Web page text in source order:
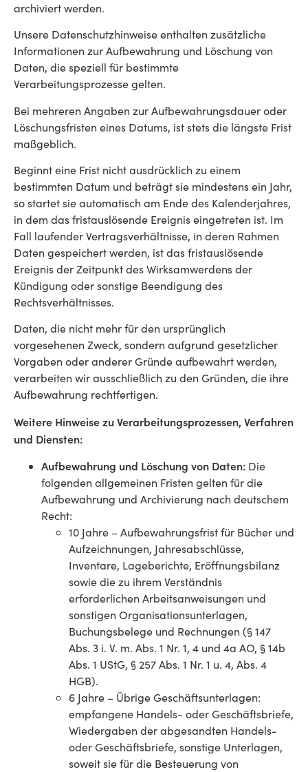
archiviert werden.
Unsere Datenschutzhinweise enthalten zusätzliche
Informationen zur Aufbewahrung und Löschung von
Daten, die speziell für bestimmte
Verarbeitungsprozesse gelten.
Bei mehreren Angaben zur Aufbewahrungsdauer oder
Löschungsfristen eines Datums, ist stets die längste Frist
maßgeblich.
Beginnt eine Frist nicht ausdrücklich zu einem
bestimmten Datum und beträgt sie mindestens ein Jahr,
so startet sie automatisch am Ende des Kalenderjahres,
in dem das fristauslösende Ereignis eingetreten ist. Im
Fall laufender Vertragsverhältnisse, in deren Rahmen
Daten gespeichert werden, ist das fristauslösende
Ereignis der Zeitpunkt des Wirksamwerdens der
Kündigung oder sonstige Beendigung des
Rechtsverhältnisses.
Daten, die nicht mehr für den ursprünglich
vorgesehenen Zweck, sondern aufgrund gesetzlicher
Vorgaben oder anderer Gründe aufbewahrt werden,
verarbeiten wir ausschließlich zu den Gründen, die ihre
Aufbewahrung rechtfertigen.
Weitere Hinweise zu Verarbeitungsprozessen, Verfahren
und Diensten:
Aufbewahrung und Löschung von Daten: Die
folgenden allgemeinen Fristen gelten für die
Aufbewahrung und Archivierung nach deutschem
Recht:
10 Jahre – Aufbewahrungsfrist für Bücher und
Aufzeichnungen, Jahresabschlüsse,
Inventare, Lageberichte, Eröffnungsbilanz
sowie die zu ihrem Verständnis
erforderlichen Arbeitsanweisungen und
sonstigen Organisationsunterlagen,
Buchungsbelege und Rechnungen (§ 147
Abs. 3 i. V. m. Abs. 1 Nr. 1, 4 und 4a AO, § 14b
Abs. 1 UStG, § 257 Abs. 1 Nr. 1 u. 4, Abs. 4
HGB).
6 Jahre – Übrige Geschäftsunterlagen:
empfangene Handels- oder Geschäftsbriefe,
Wiedergaben der abgesandten Handels-
oder Geschäftsbriefe, sonstige Unterlagen,
soweit sie für die Besteuerung von